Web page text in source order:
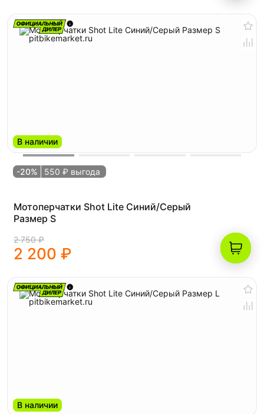
В наличии
-20% 550 ₽ выгода
Мотоперчатки Shot Lite Синий/Серый
Размер S
2 750 ₽
2 200 ₽
В наличии